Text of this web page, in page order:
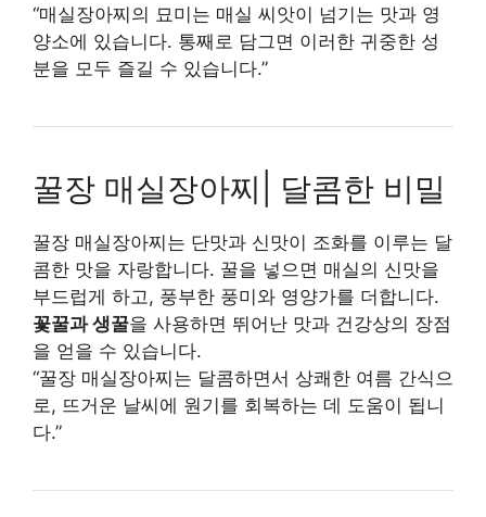
“매실장아찌의 묘미는 매실 씨앗이 넘기는 맛과 영
양소에 있습니다. 통째로 담그면 이러한 귀중한 성
분을 모두 즐길 수 있습니다.”
꿀장 매실장아찌| 달콤한 비밀
꿀장 매실장아찌는 단맛과 신맛이 조화를 이루는 달
콤한 맛을 자랑합니다. 꿀을 넣으면 매실의 신맛을
부드럽게 하고, 풍부한 풍미와 영양가를 더합니다.
꽃꿀과 생꿀을 사용하면 뛰어난 맛과 건강상의 장점
을 얻을 수 있습니다.
“꿀장 매실장아찌는 달콤하면서 상쾌한 여름 간식으
로, 뜨거운 날씨에 원기를 회복하는 데 도움이 됩니
다.”